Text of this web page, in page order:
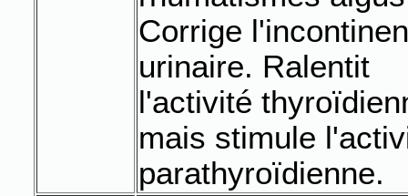
Corrige
urinaire. Ralentit
l'activité
mais stimule
parathyroïdienne.